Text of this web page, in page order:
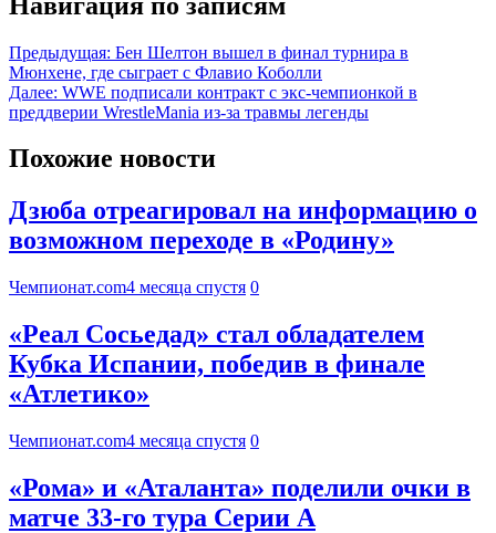
Предыдущая: Бен Шелтон вышел в финал турнира в
Мюнхене, где сыграет с Флавио Коболли
Далее: WWE подписали контракт с экс-чемпионкой в
преддверии WrestleMania из-за травмы легенды
Похожие новости
Дзюба отреагировал на информацию о
возможном переходе в «Родину»
Чемпионат.com4 месяца спустя 0
«Реал Сосьедад» стал обладателем
Кубка Испании, победив в финале
«Атлетико»
Чемпионат.com4 месяца спустя 0
«Рома» и «Аталанта» поделили очки в
матче 33-го тура Серии А